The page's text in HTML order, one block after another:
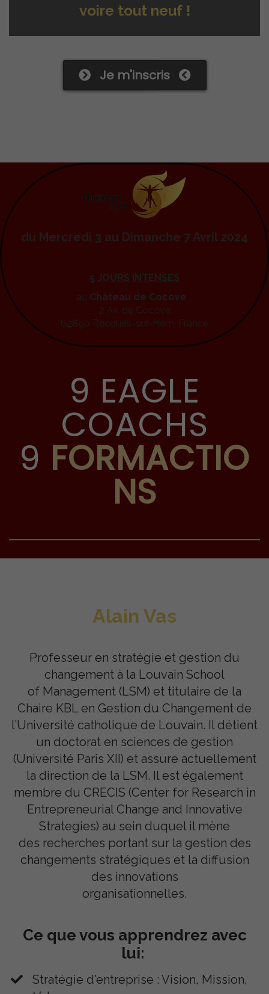
voire tout neuf !
Je m'inscris
du Mercredi 3 au Dimanche 7 Avril 2024
5 JOURS INTENSES
au Château de Cocove ,
2 Av. de Cocove
62890 Recques-sur-Hem, France
9 EAGLE
COACHS
9 FORMACTIO
NS
Alain Vas
Professeur en stratégie et gestion du
changement à la Louvain School
of Management (LSM) et titulaire de la
Chaire KBL en Gestion du Changement de
l’Université catholique de Louvain. Il détient
un doctorat en sciences de gestion
(Université Paris XII) et assure actuellement
la direction de la LSM. Il est également
membre du CRECIS (Center for Research in
Entrepreneurial Change and Innovative
Strategies) au sein duquel il mène
des recherches portant sur la gestion des
changements stratégiques et la diffusion
des innovations
organisationnelles.
Ce que vous apprendrez avec
lui:
Stratégie d'entreprise : Vision, Mission,